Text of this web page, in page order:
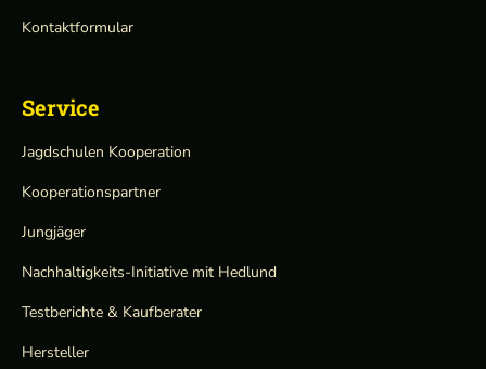
Kontaktformular
Service
Jagdschulen Kooperation
Kooperationspartner
Jungjäger
Nachhaltigkeits-Initiative mit Hedlund
Testberichte & Kaufberater
Hersteller